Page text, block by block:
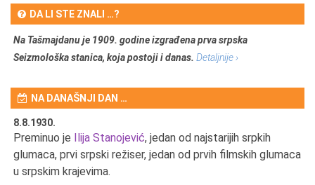
DA LI STE ZNALI …?
Na Tašmajdanu je 1909. godine izgrađena prva srpska
Seizmološka stanica, koja postoji i danas. Detaljnije ›
NA DANAŠNJI DAN …
8.8.1930.
Preminuo je Ilija Stanojević, jedan od najstarijih srpkih
glumaca, prvi srpski režiser, jedan od prvih filmskih glumaca
u srpskim krajevima.